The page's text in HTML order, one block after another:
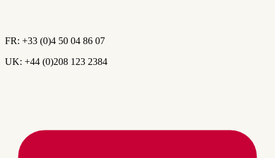
FR: +33 (0)4 50 04 86 07
UK: +44 (0)208 123 2384